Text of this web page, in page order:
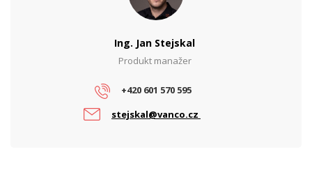
Ing. Jan Stejskal
Produkt manažer
+420 601 570 595
stejskal@vanco.cz